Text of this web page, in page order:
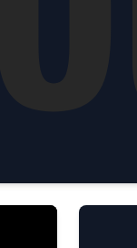
You See It?